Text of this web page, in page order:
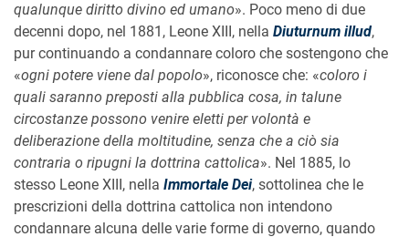
qualunque diritto divino ed umano». Poco meno di due
decenni dopo, nel 1881, Leone XIII, nella Diuturnum illud,
pur continuando a condannare coloro che sostengono che
«ogni potere viene dal popolo», riconosce che: «coloro i
quali saranno preposti alla pubblica cosa, in talune
circostanze possono venire eletti per volontà e
deliberazione della moltitudine, senza che a ciò sia
contraria o ripugni la dottrina cattolica». Nel 1885, lo
stesso Leone XIII, nella Immortale Dei, sottolinea che le
prescrizioni della dottrina cattolica non intendono
condannare alcuna delle varie forme di governo, quando